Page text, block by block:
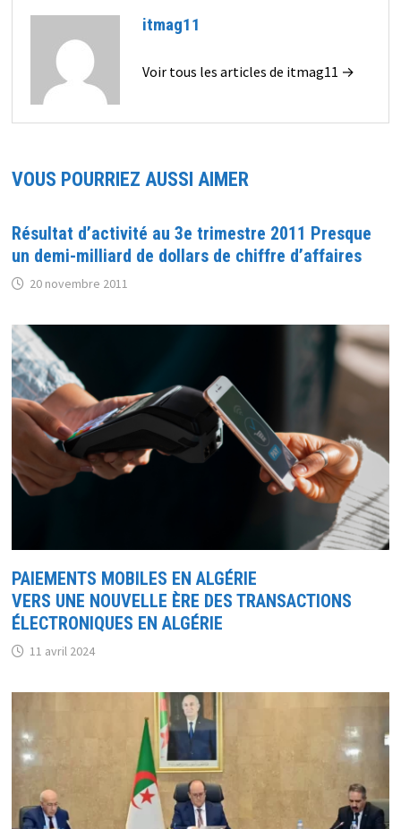
itmag11
Voir tous les articles de itmag11 →
VOUS POURRIEZ AUSSI AIMER
Résultat d’activité au 3e trimestre 2011 Presque
un demi-milliard de dollars de chiffre d’affaires
20 novembre 2011
PAIEMENTS MOBILES EN ALGÉRIE
VERS UNE NOUVELLE ÈRE DES TRANSACTIONS
ÉLECTRONIQUES EN ALGÉRIE
11 avril 2024